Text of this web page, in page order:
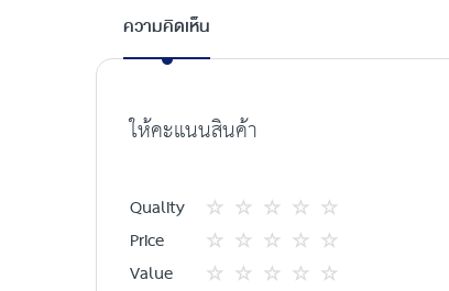
beginning
of
images
gallery
ความคิดเห็น
ให้คะแนนสินค้า
Quality
1
star
2
ดาว
3
ดาว
4
ดาว
5
ดาว
Price
1
2
3
4
5
Value